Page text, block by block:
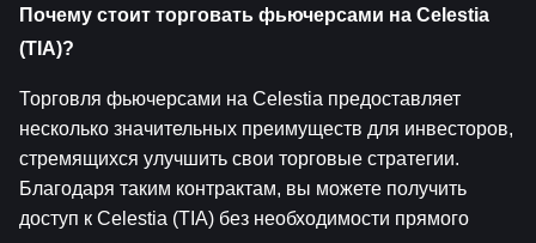
Почему стоит торговать фьючерсами на Celestia
(TIA)?
Торговля фьючерсами на Celestia предоставляет
несколько значительных преимуществ для инвесторов,
стремящихся улучшить свои торговые стратегии.
Благодаря таким контрактам, вы можете получить
доступ к Celestia (TIA) без необходимости прямого